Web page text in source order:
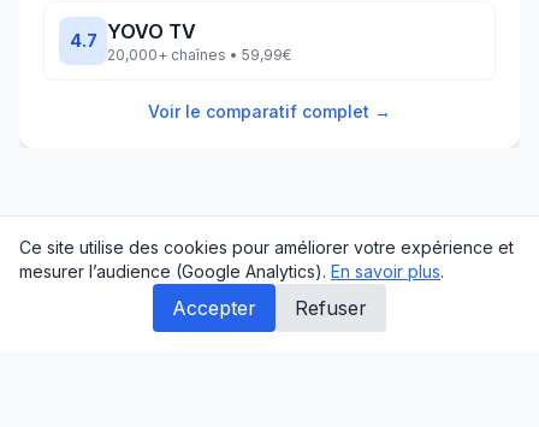
4.7 YOVO TV
20,000+ chaînes • 59,99€
Voir le comparatif complet →
Ce site utilise des cookies pour améliorer votre expérience et
mesurer l’audience (Google Analytics). En savoir plus.
Accepter Refuser